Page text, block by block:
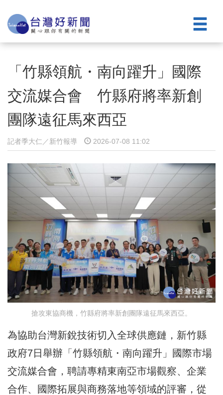
「竹縣領航・南向躍升」國際
交流媒合會 竹縣府將率新創
團隊遠征馬來西亞
記者季大仁／新竹報導 2026-07-08 11:02
搶攻東協商機，竹縣府將率新創團隊遠征馬來西亞。
為協助台灣新銳技術切入全球供應鏈，新竹縣
政府7日舉辦「竹縣領航・南向躍升」國際市場
交流媒合會，聘請專精東南亞市場觀察、企業
合作、國際拓展與商務落地等領域的評審，從